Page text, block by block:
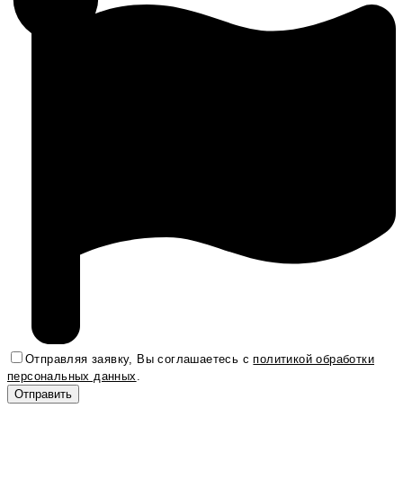
Отправляя заявку, Вы соглашаетесь сполитикой обработки
персональных данных.